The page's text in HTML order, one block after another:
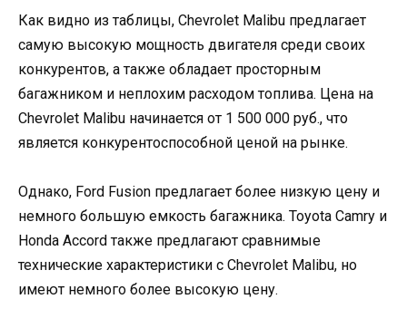
Как видно из таблицы, Chevrolet Malibu предлагает
самую высокую мощность двигателя среди своих
конкурентов, а также обладает просторным
багажником и неплохим расходом топлива. Цена на
Chevrolet Malibu начинается от 1 500 000 руб., что
является конкурентоспособной ценой на рынке.
Однако, Ford Fusion предлагает более низкую цену и
немного большую емкость багажника. Toyota Camry и
Honda Accord также предлагают сравнимые
технические характеристики с Chevrolet Malibu, но
имеют немного более высокую цену.